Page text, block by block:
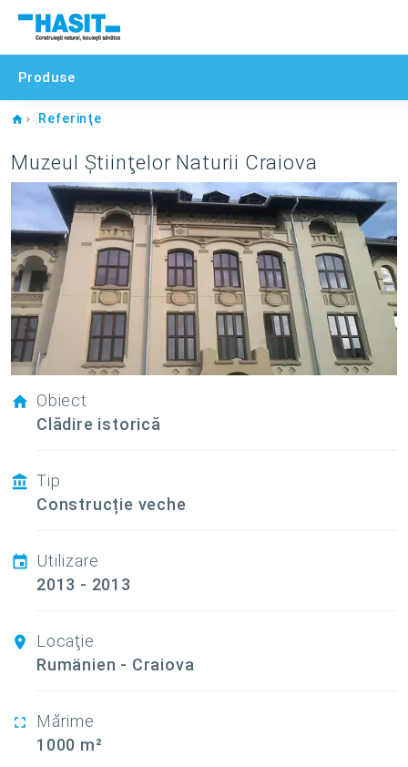
Produse
Home
Referinţe
Muzeul Ştiinţelor Naturii Craiova
Obiect
Clădire istorică
Tip
Construcție veche
Utilizare
2013 - 2013
Locaţie
Rumänien - Craiova
Mărime
1000 m²